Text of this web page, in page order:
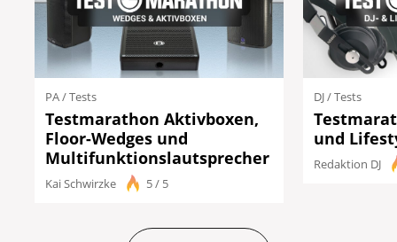
PA/Tests
Testmarathon Aktivboxen,
Floor-Wedges und
Multifunktionslautsprecher
Kai Schwirzke 5 / 5
DJ/Tests
und
Redaktion DJ